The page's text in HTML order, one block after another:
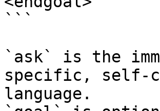
```
`ask` is the
specific, self-
language.